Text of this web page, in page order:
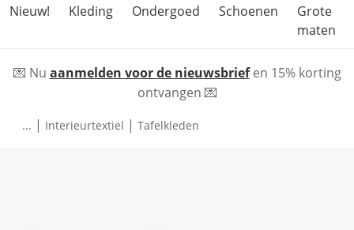
Nieuw!
Kleding Ondergoed Schoenen
Grote
maten
💌 Nu aanmelden voor de nieuwsbriefen 15% korting
ontvangen 💌
... | Interieurtextiel | Tafelkleden